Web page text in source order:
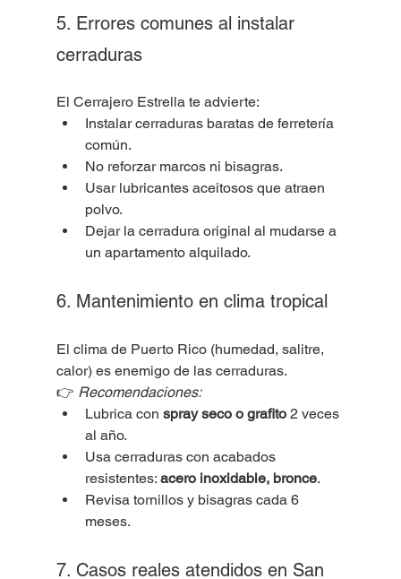
5. Errores comunes al instalar
cerraduras
El Cerrajero Estrella te advierte:
Instalar cerraduras baratas de ferretería
común.
No reforzar marcos ni bisagras.
Usar lubricantes aceitosos que atraen
polvo.
Dejar la cerradura original al mudarse a
un apartamento alquilado.
6. Mantenimiento en clima tropical
El clima de Puerto Rico (humedad, salitre,
calor) es enemigo de las cerraduras.
👉 Recomendaciones:
Lubrica con spray seco o grafito 2 veces
al año.
Usa cerraduras con acabados
resistentes: acero inoxidable, bronce.
Revisa tornillos y bisagras cada 6
meses.
7. Casos reales atendidos en San